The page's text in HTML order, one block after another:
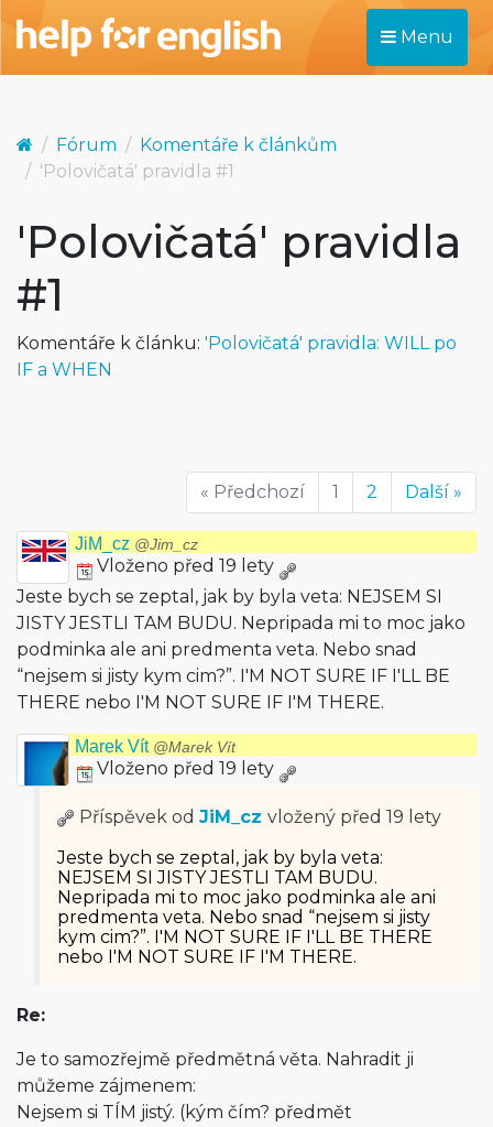
Menu
Fórum
Komentáře k článkům
'Polovičatá' pravidla #1
'Polovičatá' pravidla
#1
Komentáře k článku: 'Polovičatá' pravidla: WILL po
IF a WHEN
« Předchozí 1 2 Další »
JiM_cz @Jim_cz
Vloženo před 19 lety
Jeste bych se zeptal, jak by byla veta: NEJSEM SI
JISTY JESTLI TAM BUDU. Nepripada mi to moc jako
podminka ale ani predmenta veta. Nebo snad
“nejsem si jisty kym cim?”. I'M NOT SURE IF I'LL BE
THERE nebo I'M NOT SURE IF I'M THERE.
Marek Vít @Marek Vít
Vloženo před 19 lety
Příspěvek od JiM_cz vložený před 19 lety
Jeste bych se zeptal, jak by byla veta:
NEJSEM SI JISTY JESTLI TAM BUDU.
Nepripada mi to moc jako podminka ale ani
predmenta veta. Nebo snad “nejsem si jisty
kym cim?”. I'M NOT SURE IF I'LL BE THERE
nebo I'M NOT SURE IF I'M THERE.
Re:
Je to samozřejmě předmětná věta. Nahradit ji
můžeme zájmenem:
Nejsem si TÍM jistý. (kým čím? předmět